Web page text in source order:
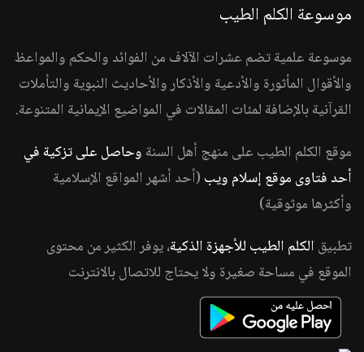
موسوعة الكلم الطيب
موسوعة علمية تضم عشرات الآلاف من الفوائد والحكم والمواعظ
والأقوال المأثورة والأدعية والأذكار والأحاديث النبوية والتأملات
القرآنية بالإضافة لمئات المقالات في المواضيع الإيمانية المتنوعة.
موقع الكلم الطيب على منهج أهل السنة وحاصل على تزكية في
أحد فتاوى موقع إسلام ويب (أحد أشهر المواقع الإسلامية
وأكثرها موثوقية)
تطبيق الكلم الطيب للأجهزة الذكية، يوفر الكثير من محتوى
الموقع في مساحة صغيرة ولا يحتاج للاتصال بالانترنت